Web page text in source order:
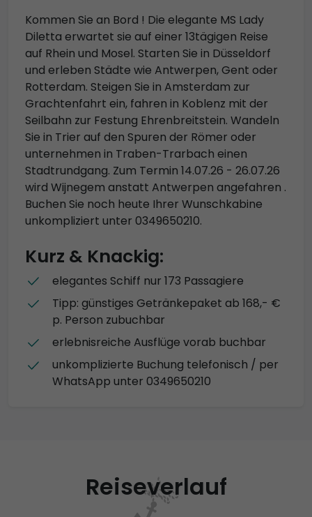
Kommen Sie an Bord ! Die elegante MS Lady
Diletta erwartet sie auf einer 13tägigen Reise
auf Rhein und Mosel. Starten Sie in Düsseldorf
und erleben Städte wie Antwerpen, Gent oder
Rotterdam. Steigen Sie in Amsterdam zur
Grachtenfahrt ein, fahren in Koblenz mit der
Seilbahn zur Festung Ehrenbreitstein. Wandeln
Sie in Trier auf den Spuren der Römer oder
unternehmen in Traben-Trarbach einen
Stadtrundgang. Zum Termin 14.07.26 - 26.07.26
wird Wijnegem anstatt Antwerpen angefahren .
Buchen Sie noch heute Ihrer Wunschkabine
unkompliziert unter 0349650210.
Kurz & Knackig:
elegantes Schiff nur 173 Passagiere
Tipp: günstiges Getränkepaket ab 168,- €
p. Person zubuchbar
erlebnisreiche Ausflüge vorab buchbar
unkomplizierte Buchung telefonisch / per
WhatsApp unter 0349650210
Reiseverlauf